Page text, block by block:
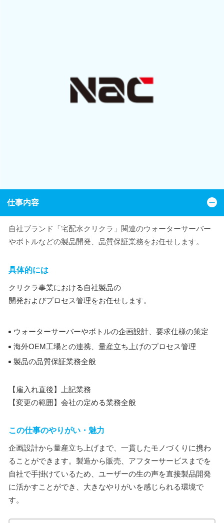
仕事内容
自社ブランド「宅配水クリクラ」関連のウォーターサーバー
やボトルなどの製品開発、品質保証業務をお任せします。
具体的には
クリクラ事業における自社製品の
開発およびプロセス管理をお任せします。
ウォーターサーバーやボトルの企画設計、要求仕様の策定
海外OEM工場との連携、量産立ち上げのプロセス管理
製品の品質保証業務全般
【雇入れ直後】上記業務
【変更の範囲】会社の定める業務全般
この仕事のやりがい・魅力
企画設計から量産立ち上げまで、一貫したモノづくりに携わ
ることができます。製造から販売、アフターサービスまでを
自社で手掛けているため、ユーザーの生の声を直接製品開発
に活かすことができ、大きなやりがいを感じられる環境で
す。